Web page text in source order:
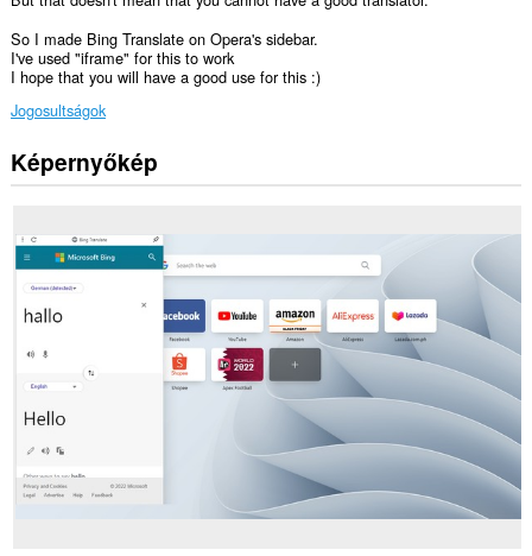
So I made Bing Translate on Opera's sidebar.
I've used "iframe" for this to work
I hope that you will have a good use for this :)
Jogosultságok
Ez
a
panelt
ad
az
oldalsávhoz.
Képernyőkép